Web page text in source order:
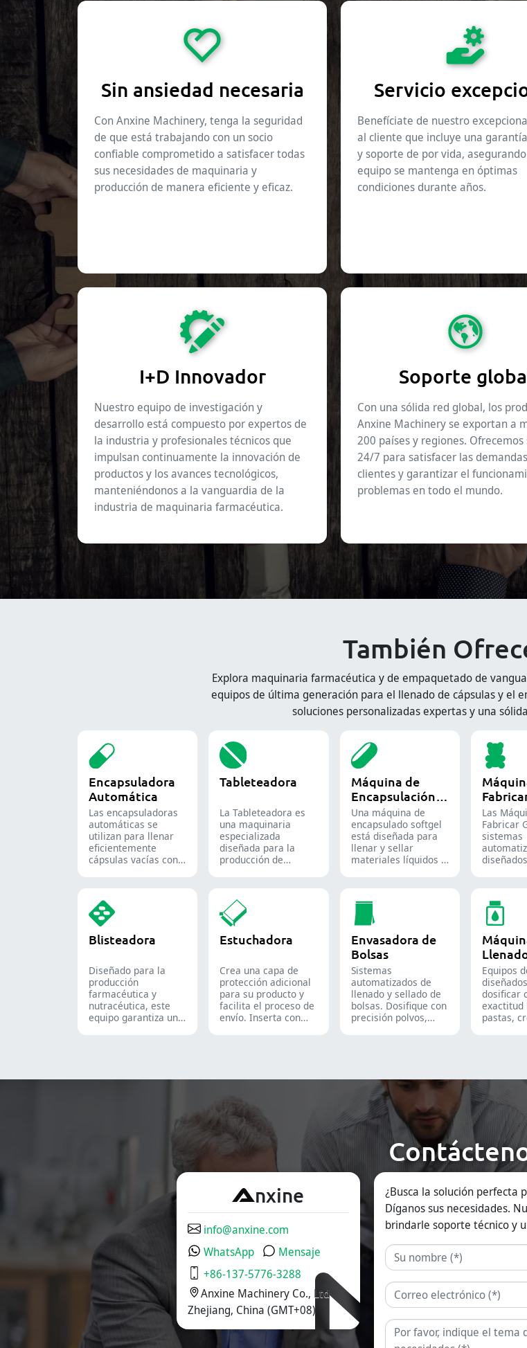
Sin ansiedad necesaria
Con Anxine Machinery, tenga la seguridad
de que está trabajando con un socio
confiable comprometido a satisfacer todas
sus necesidades de maquinaria y
producción de manera eficiente y eficaz.
Servicio
Benefíciate de nuestro
al cliente que incluye una
y soporte de por vida,
equipo se mantenga en óptimas
condiciones durante años.
I+D Innovador
Nuestro equipo de investigación y
desarrollo está compuesto por expertos de
la industria y profesionales técnicos que
impulsan continuamente la innovación de
productos y los avances tecnológicos,
manteniéndonos a la vanguardia de la
industria de maquinaria farmacéutica.
Soporte
Con una sólida red global, los
Anxine Machinery se exportan a
200 países y regiones.
24/7 para satisfacer las
clientes y garantizar el
problemas en todo el mundo.
También
Explora maquinaria farmacéutica y de empaquetado de
equipos de última generación para el llenado de cápsulas y el
soluciones personalizadas expertas y una
Encapsuladora
Automática
Las encapsuladoras
automáticas se
utilizan para llenar
eficientemente
cápsulas vacías con
la producción
farmacéutica y de
suplementos.
Tableteadora
La Tableteadora es
una maquinaria
especializada
diseñada para la
producción de
Máquina de
Encapsulación
de Softgel
Una máquina de
encapsulado softgel
está diseñada para
llenar y sellar
materiales líquidos o
Las
Fabricar
sistemas
tanto a la
de la
a la
Blisteadora
Diseñado para la
producción
farmacéutica y
nutracéutica, este
equipo garantiza un
Estuchadora
Crea una capa de
protección adicional
para su producto y
facilita el proceso de
envío. Inserta con
industrias
farmacéutica,
cosmética y
alimentaria.
Envasadora de
Bolsas
Sistemas
automatizados de
llenado y sellado de
bolsas. Dosifique con
precisión polvos,
nutracéutico y
alimentario.
Equipos
dosificar
exactitud
pastas,
A nxine
info@anxine.com
WhatsApp
Mensaje
+86-137-5776-3288
Anxine Machinery Co., Ltd
Zhejiang, China (GMT+08)
¿Busca la solución perfecta
Díganos sus necesidades.
brindarle soporte técnico y
Nombre
Correo electrónico
Consulta